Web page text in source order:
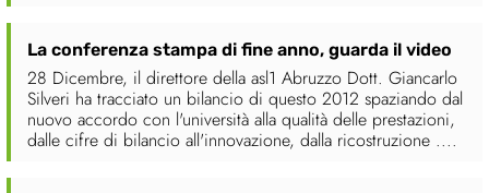
La conferenza stampa di fine anno, guarda il video
28 Dicembre, il direttore della asl1 Abruzzo Dott. Giancarlo
Silveri ha tracciato un bilancio di questo 2012 spaziando dal
nuovo accordo con l'università alla qualità delle prestazioni,
dalle cifre di bilancio all'innovazione, dalla ricostruzione ....